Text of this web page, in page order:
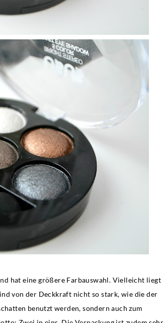
hat eine größere Farbauswahl. Vielleicht liegt
von der Deckkraft nicht so stark, wie die der
benutzt werden, sondern auch zum